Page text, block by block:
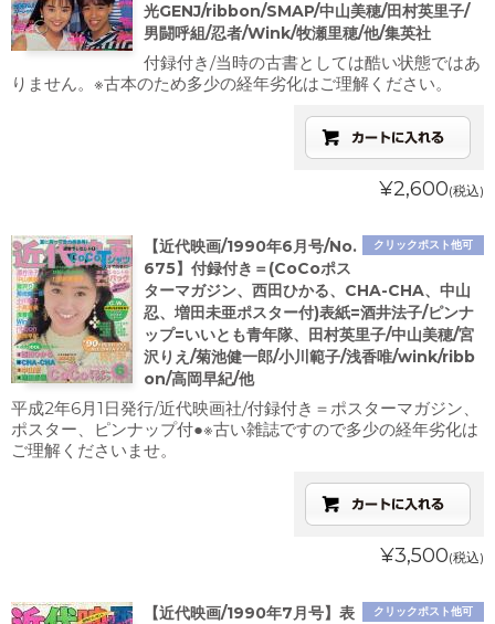
光GENJ/ribbon/SMAP/中山美穂/田村英里子/
男闘呼組/忍者/Wink/牧瀬里穂/他/集英社
付録付き/当時の古書としては酷い状態ではあ
りません。※古本のため多少の経年劣化はご理解ください。
¥2,600(税込)
クリックポスト他可
【近代映画/1990年6月号/No.
675】付録付き＝(CoCoポス
ターマガジン、西田ひかる、CHA-CHA、中山
忍、増田未亜ポスター付)表紙=酒井法子/ピンナ
ップ=いいとも青年隊、田村英里子/中山美穂/宮
沢りえ/菊池健一郎/小川範子/浅香唯/wink/ribb
on/高岡早紀/他
平成2年6月1日発行/近代映画社/付録付き＝ポスターマガジン、
ポスター、ピンナップ付●※古い雑誌ですので多少の経年劣化は
ご理解くださいませ。
¥3,500(税込)
クリックポスト他可
【近代映画/1990年7月号】表